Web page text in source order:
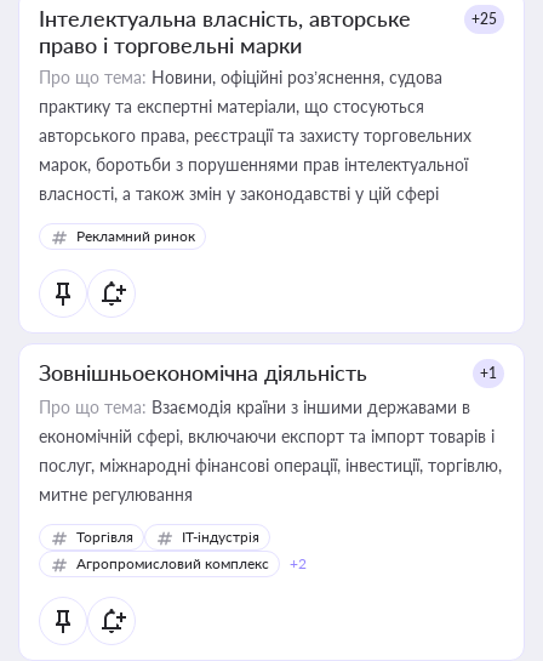
Інтелектуальна власність, авторське
право і торговельні марки
+25
Про що тема: Новини, офіційні роз’яснення, судова
практику та експертні матеріали, що стосуються
авторського права, реєстрації та захисту торговельних
марок, боротьби з порушеннями прав інтелектуальної
власності, а також змін у законодавстві у цій сфері
Рекламний ринок
Зовнішньоекономічна діяльність +1
Про що тема: Взаємодія країни з іншими державами в
економічній сфері, включаючи експорт та імпорт товарів і
послуг, міжнародні фінансові операції, інвестиції, торгівлю,
митне регулювання
Торгівля
IT-індустрія
Агропромисловий комплекс
+2